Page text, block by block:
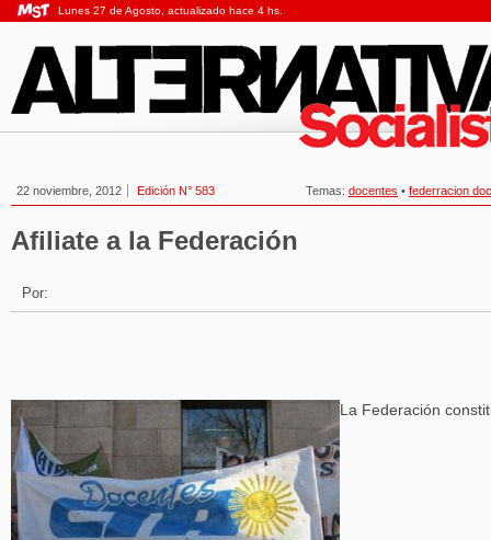
Lunes 27 de Agosto, actualizado hace 4 hs.
22 noviembre, 2012 Edición N° 583 Temas: docentes • federracion
Afiliate a la Federación
Por:
La Federación